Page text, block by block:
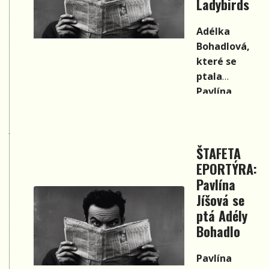
ptá René
Matláška
Ladybirds
Adélka
Bohadlová,
které se
ptala
Pavlína
Madalen,
které se
ptal Petr
Bende,
kterého
s ptala Věra
Martinová a
které se
ŠTAFETA
EPORTÝRA:
Pavlína
Jíšová se
ptá Adély
Bohadlo
Pavlína